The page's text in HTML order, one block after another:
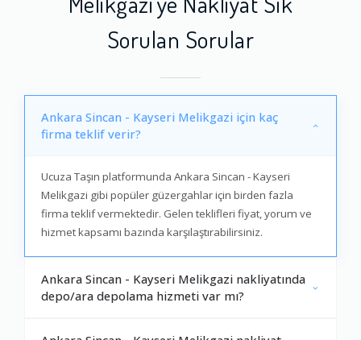
Sorulan Sorular
Ankara Sincan - Kayseri Melikgazi için kaç
firma teklif verir?
Ucuza Taşın platformunda Ankara Sincan - Kayseri
Melikgazi gibi popüler güzergahlar için birden fazla
firma teklif vermektedir. Gelen teklifleri fiyat, yorum ve
hizmet kapsamı bazında karşılaştırabilirsiniz.
Ankara Sincan - Kayseri Melikgazi nakliyatında
depo/ara depolama hizmeti var mı?